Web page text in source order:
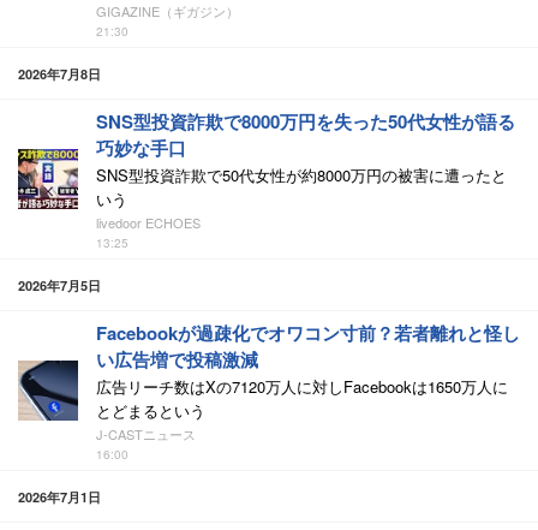
GIGAZINE（ギガジン）
21:30
2026年7月8日
SNS型投資詐欺で8000万円を失った50代女性が語る
巧妙な手口
SNS型投資詐欺で50代女性が約8000万円の被害に遭ったと
いう
livedoor ECHOES
13:25
2026年7月5日
Facebookが過疎化でオワコン寸前？若者離れと怪し
い広告増で投稿激減
広告リーチ数はXの7120万人に対しFacebookは1650万人に
とどまるという
J-CASTニュース
16:00
2026年7月1日